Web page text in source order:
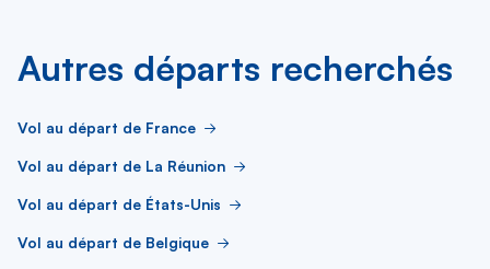
Autres départs recherchés
Vol au départ de France
Vol au départ de La Réunion
Vol au départ de États-Unis
Vol au départ de Belgique